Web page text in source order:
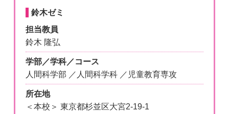
鈴木ゼミ
担当教員
鈴木 隆弘
学部／学科／コース
人間科学部 ／人間科学科 ／児童教育専攻
所在地
＜本校＞ 東京都杉並区大宮2-19-1